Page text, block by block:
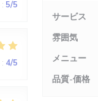
: 5/5
: 4/5
サービス
雰囲気
メニュー
品質-価格